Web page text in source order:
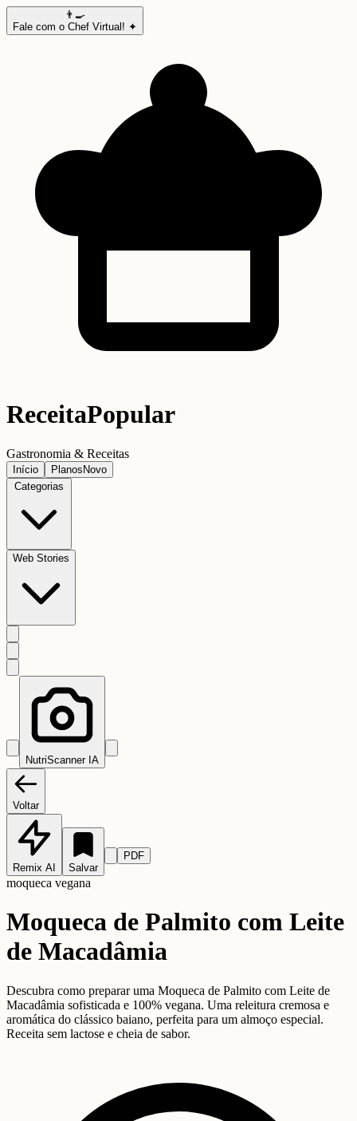
👨‍🍳
Fale com o Chef Virtual! ✦
ReceitaPopular
Gastronomia & Receitas
Início Planos Novo
Categorias
Web Stories
NutriScanner IA
Voltar
Remix AI Salvar
PDF
moqueca vegana
Moqueca de Palmito com Leite
de Macadâmia
Descubra como preparar uma Moqueca de Palmito com Leite de
Macadâmia sofisticada e 100% vegana. Uma releitura cremosa e
aromática do clássico baiano, perfeita para um almoço especial.
Receita sem lactose e cheia de sabor.